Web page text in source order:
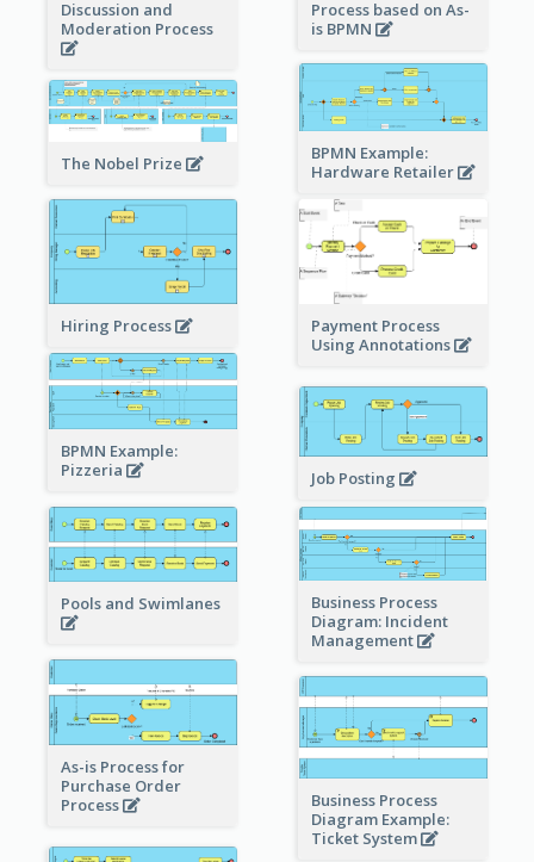
Process based on As-
is BPMN
Discussion and
Moderation Process
BPMN Example:
Hardware Retailer
The Nobel Prize
Hiring Process
Payment Process
Using Annotations
BPMN Example:
Pizzeria
Job Posting
Pools and Swimlanes
Business Process
Diagram: Incident
Management
As-is Process for
Purchase Order
Process
Business Process
Diagram Example:
Ticket System